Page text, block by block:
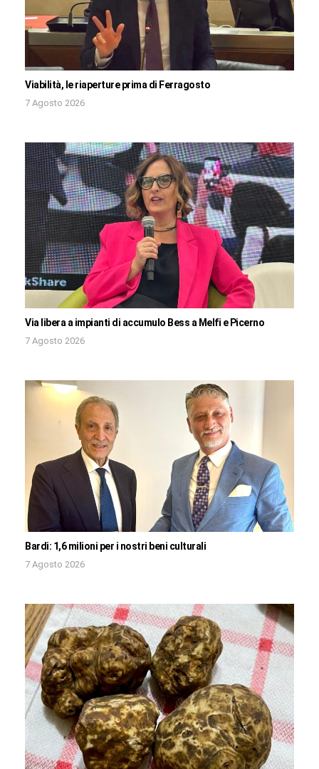
Viabilità, le riaperture prima di Ferragosto
7 Agosto 2026
Via libera a impianti di accumulo Bess a Melfi e Picerno
7 Agosto 2026
Bardi: 1,6 milioni per i nostri beni culturali
7 Agosto 2026